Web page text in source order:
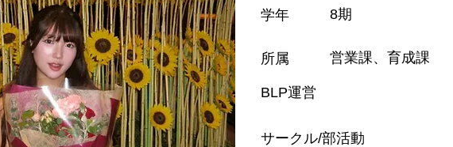
8期
​学年
営業課、育成課
​所属
BLP運営
​サークル/部活動